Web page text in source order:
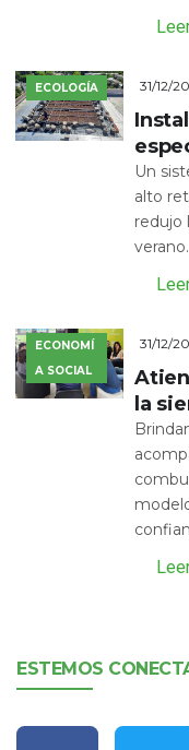
ECOLOGÍA 31/12/
Un
alto
redujo
ECONOMÍ
A SOCIAL
31/12/
la
ESTEMOS